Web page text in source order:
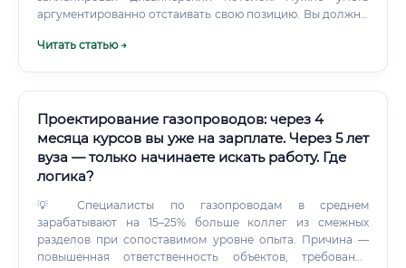
аргументированно отстаивать свою позицию. Вы должны
меньшего сечения или отказываться от шумглушителя.
Читать статью →
Проектирование газопроводов: через 4
месяца курсов вы уже на зарплате. Через 5 лет
вуза — только начинаете искать работу. Где
логика?
💡 Специалисты по газопроводам в среднем
зарабатывают на 15–25% больше коллег из смежных
разделов при сопоставимом уровне опыта. Причина —
повышенная ответственность объектов, требования